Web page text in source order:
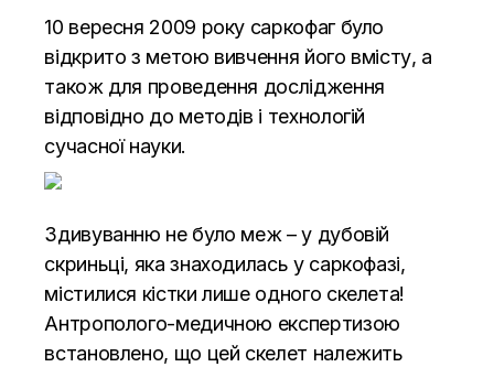
10 вересня 2009 року саркофаг було
відкрито з метою вивчення його вмісту, а
також для проведення дослідження
відповідно до методів і технологій
сучасної науки.
Здивуванню не було меж – у дубовій
скриньці, яка знаходилась у саркофазі,
містилися кістки лише одного скелета!
Антрополого-медичною експертизою
встановлено, що цей скелет належить